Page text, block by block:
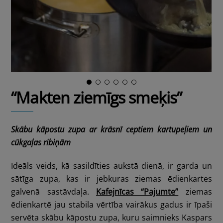
“Makten ziemīgs smeķis”
Skābu kāpostu zupa ar krāsnī ceptiem kartupeļiem un
cūkgaļas ribiņām
Ideāls veids, kā sasildīties aukstā dienā, ir garda un
sātīga zupa, kas ir jebkuras ziemas ēdienkartes
galvenā sastāvdaļa. Kafejnīcas “Pajumte”
ziemas
ēdienkartē jau stabila vērtība vairākus gadus ir īpaši
servēta skābu kāpostu zupa, kuru saimnieks Kaspars